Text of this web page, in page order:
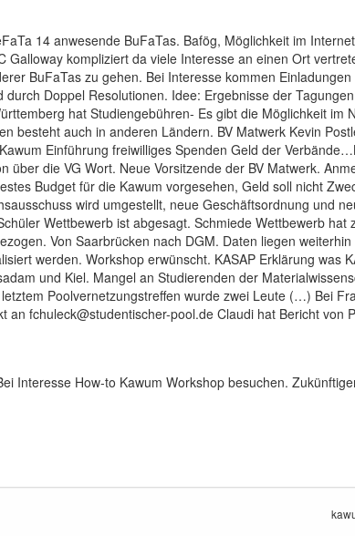
14 anwesende BuFaTas. Bafög, Möglichkeit im
kompliziert da viele Interesse an einen Ort
BuFaTas zu gehen. Bei Interesse kommen
Doppel Resolutionen. Idee: Ergebnisse der
hat Studiengebühren- Es gibt die Möglichkeit
besteht auch in anderen Ländern. BV Matwerk Kevin
Einführung freiwilliges Spenden Geld der
die VG Wort. Neue Vorsitzende der BV Matwerk.
Budget für die Kawum vorgesehen, Geld soll nicht
wird umgestellt, neue Geschäftsordnung und
Wettbewerb ist abgesagt. Schmiede Wettbewerb
Von Saarbrücken nach DGM. Daten liegen
werden. Workshop erwünscht. KASAP Erklärung was
und Kiel. Mangel an Studierenden der
Poolvernetzungstreffen wurde zwei Leute (…) Bei
fchuleck@studentischer-pool.de Claudi hat Bericht
Interesse How-to Kawum Workshop besuchen.